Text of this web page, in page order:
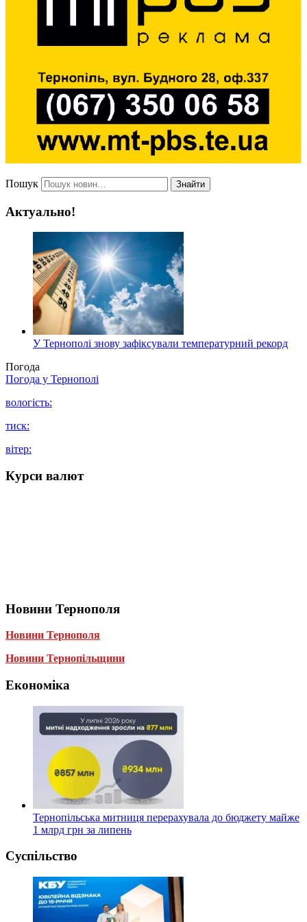
Пошук Знайти
Актуально!
У Тернополі знову зафіксували температурний рекорд
Погода
Погода у Тернополі
вологість:
тиск:
вітер:
Курси валют
Новини Тернополя
Новини Тернополя
Новини Тернопільщини
Економіка
Тернопільська митниця перерахувала до бюджету майже
1 млрд грн за липень
Суспільство